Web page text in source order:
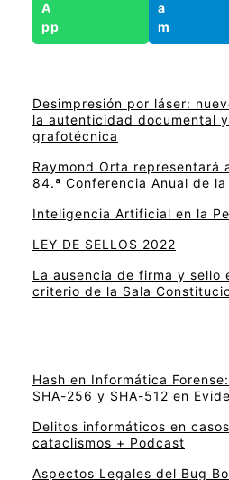
Desimpresión por láser:
la autenticidad documental
grafotécnica
Raymond Orta representará
84.ª Conferencia Anual de la
Inteligencia Artificial en la
LEY DE SELLOS 2022
La ausencia de firma y sello
criterio de la Sala
Hash en Informática
SHA-256 y SHA-512 en
Delitos informáticos en
cataclismos + Podcast
Aspectos Legales del Bug